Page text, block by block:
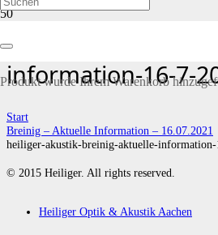
Produktwurde Ihrem Warenkorb
heiliger-akustik-
information-16-7-
Start
Breinig – Aktuelle Information – 16.07.2021
heiliger-akustik-breinig-aktuelle-information-
© 2015 Heiliger. All rights reserved.
Heiliger Optik & Akustik Aachen